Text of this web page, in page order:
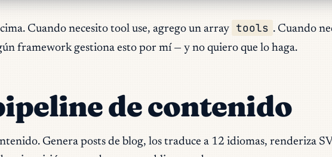
Cuando necesito tool use, agrego un array tools . Cuando
framework gestiona esto por mí — y no quiero que lo haga.
de contenido
Genera posts de blog, los traduce a 12 idiomas, renderiza